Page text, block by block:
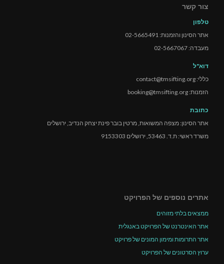
צור קשר
טלפון
אתר הסינון והזמנות: 02-5665491
מעבדה: 02-5667067
דוא"ל
כללי: contact@tmsifting.org
הזמנות: booking@tmsifting.org
כתובת
אתר הסינון: מצפה המשואות, מרטין בובר פינת יצחק הנדיב, ירושלים
משרד ראשי: ת.ד. 53463, ירושלים 9153303
אתרים נוספים של הפרויקט
ממצאים בלתי מזוהים
אתר האינטרנט של הפרויקט באנגלית
אתר התרומות ומימון המונים של פרויקט
ערוץ הסרטונים של הפרויקט